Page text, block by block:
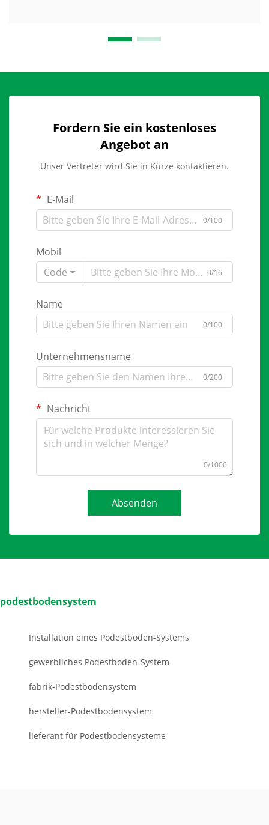
Fordern Sie ein kostenloses
Angebot an
Unser Vertreter wird Sie in Kürze kontaktieren.
E-Mail
0/100
Mobil
Code
0/16
Name
0/100
Unternehmensname
0/200
Nachricht
0/1000
Absenden
podestbodensystem
Installation eines Podestboden-Systems
gewerbliches Podestboden-System
fabrik-Podestbodensystem
hersteller-Podestbodensystem
lieferant für Podestbodensysteme